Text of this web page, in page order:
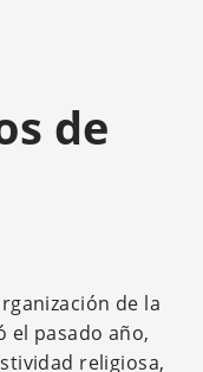
de
de la
el pasado año,
religiosa,